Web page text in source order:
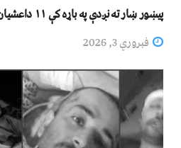
پیښور ښار ته نږدې په باړه کې ١١ داعشیان وژل شوي
فبروري 3, 2026